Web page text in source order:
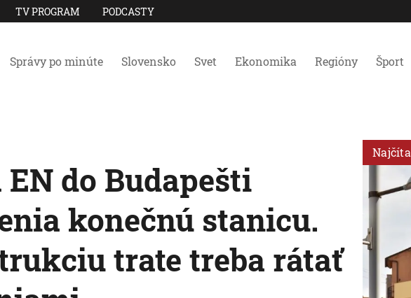
TV PROGRAM PODCASTY
Správy po minúte Slovensko Svet Ekonomika Regióny Šport
do Budapešti
konečnú stanicu.
trate treba rátať